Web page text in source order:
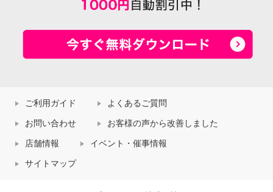
ご利用ガイド よくあるご質問
お問い合わせ お客様の声から改善しました
店舗情報 イベント・催事情報
サイトマップ